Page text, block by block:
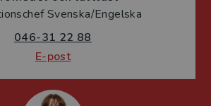
Svenska/Engelska
046-31 22 88
E-post